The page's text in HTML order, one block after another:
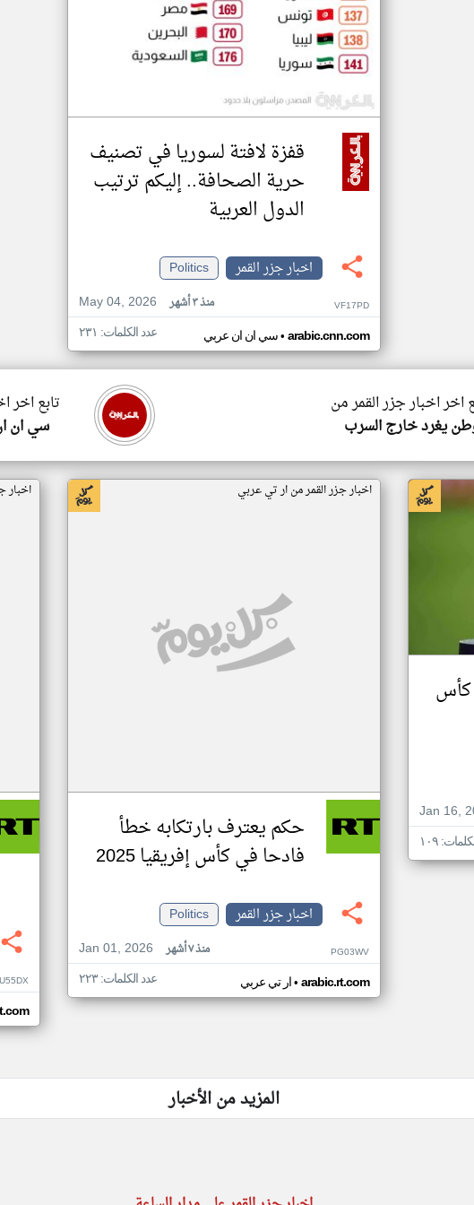
قفزة لافتة لسوريا في تصنيف
حرية الصحافة.. إليكم ترتيب
الدول العربية
اخبار جزر القمر
Politics
May 04, 2026
منذ ٣ أشهر VF17PD
سي ان ان عربي• arabic.cnn.com عدد الكلمات: ٢٣١
تابع اخر
سي ان
اخر اخبار جزر القمر من
يغرد خارج السرب
كأس
Jan 16,
١٠٩
اخبار جزر القمر من ار تي عربي
حكم يعترف بارتكابه خطأ
فادحا في كأس إفريقيا 2025
اخبار جزر القمر
Politics
Jan 01, 2026
منذ ٧ أشهر PG03WV
ار تي عربي• arabic.rt.com عدد الكلمات: ٢٢٣
اخبار
المزيد من الأخبار